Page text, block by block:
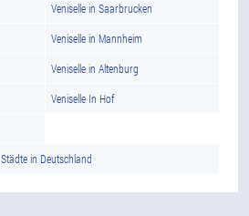
Veniselle in Saarbrucken
Veniselle in Mannheim
Veniselle in Altenburg
Veniselle In Hof
Städte in Deutschland